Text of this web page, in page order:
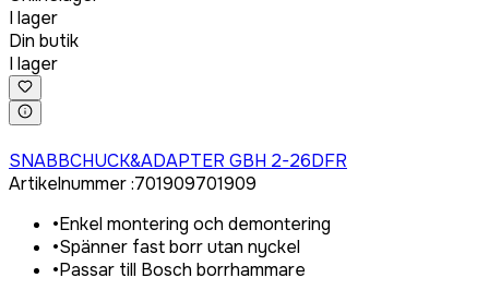
I lager
Din butik
I lager
SNABBCHUCK&ADAPTER GBH 2-26DFR
Artikelnummer:701909701909
•Enkel montering och demontering
•Spänner fast borr utan nyckel
•Passar till Bosch borrhammare